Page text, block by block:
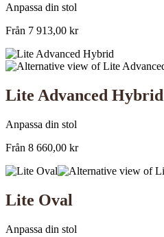
Anpassa din stol
Från 7 913,00 kr
Lite Advanced Hybrid
Anpassa din stol
Från 8 660,00 kr
Lite Oval
Anpassa din stol